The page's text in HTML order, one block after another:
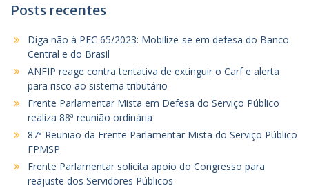
Posts recentes
Diga não à PEC 65/2023: Mobilize-se em defesa do Banco
Central e do Brasil
ANFIP reage contra tentativa de extinguir o Carf e alerta
para risco ao sistema tributário
Frente Parlamentar Mista em Defesa do Serviço Público
realiza 88ª reunião ordinária
87ª Reunião da Frente Parlamentar Mista do Serviço Público
FPMSP
Frente Parlamentar solicita apoio do Congresso para
reajuste dos Servidores Públicos